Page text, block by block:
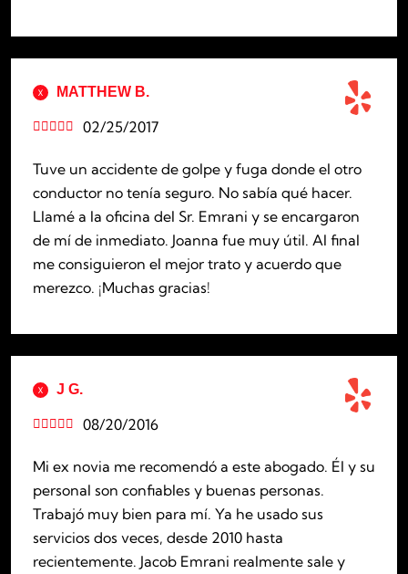
MATTHEW B.
02/25/2017

Tuve un accidente de golpe y fuga donde el otro
conductor no tenía seguro. No sabía qué hacer.
Llamé a la oficina del Sr. Emrani y se encargaron
de mí de inmediato. Joanna fue muy útil. Al final
me consiguieron el mejor trato y acuerdo que
merezco. ¡Muchas gracias!
J G.
08/20/2016

Mi ex novia me recomendó a este abogado. Él y su
personal son confiables y buenas personas.
Trabajó muy bien para mí. Ya he usado sus
servicios dos veces, desde 2010 hasta
recientemente. Jacob Emrani realmente sale y